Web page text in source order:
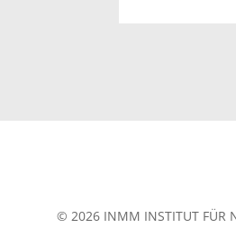
© 2026 INMM INSTITUT FÜR